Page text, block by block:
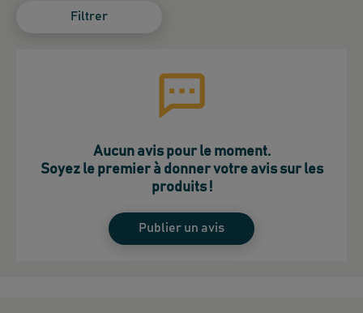
Filtrer
Aucun avis pour le moment.
Soyez le premier à donner votre avis sur les
produits !
Publier un avis